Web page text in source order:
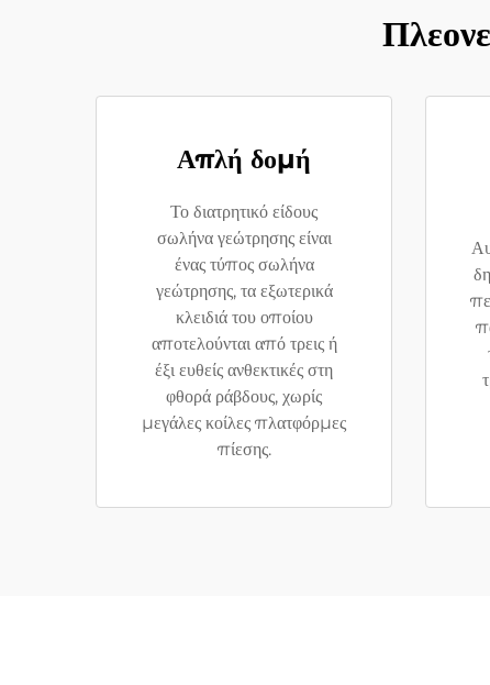
Απλή δομή
Το διατρητικό είδους
σωλήνα γεώτρησης είναι
ένας τύπος σωλήνα
γεώτρησης, τα εξωτερικά
κλειδιά του οποίου
αποτελούνται από τρεις ή
έξι ευθείς ανθεκτικές στη
φθορά ράβδους, χωρίς
μεγάλες κοίλες πλατφόρμες
πίεσης.